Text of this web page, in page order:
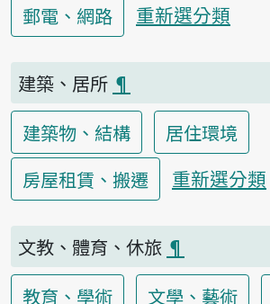
郵電、網路
重新選分類
建築、居所 ¶
建築物、結構
居住環境
房屋租賃、搬遷
重新選分類
文教、體育、休旅 ¶
教育、學術
文學、藝術